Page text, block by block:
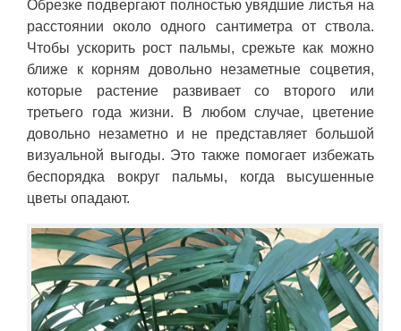
Обрезке подвергают полностью увядшие листья на
расстоянии около одного сантиметра от ствола.
Чтобы ускорить рост пальмы, срежьте как можно
ближе к корням довольно незаметные соцветия,
которые растение развивает со второго или
третьего года жизни. В любом случае, цветение
довольно незаметно и не представляет большой
визуальной выгоды. Это также помогает избежать
беспорядка вокруг пальмы, когда высушенные
цветы опадают.